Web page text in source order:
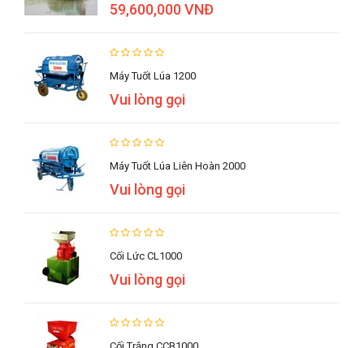
59,600,000 VNĐ
Máy Tuốt Lúa 1200
Vui lòng gọi
Máy Tuốt Lúa Liên Hoàn 2000
Vui lòng gọi
Cối Lức CL1000
Vui lòng gọi